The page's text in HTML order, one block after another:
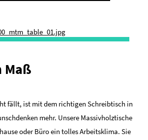
Maß
fällt, ist mit dem richtigen Schreibtisch in
mehr. Unsere Massivholztische
oder Büro ein tolles Arbeitsklima. Sie